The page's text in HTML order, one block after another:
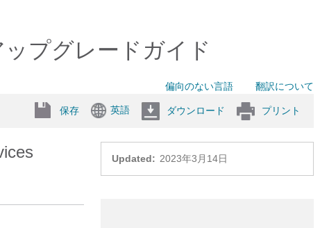
プグレードガイド
偏向のない言語 翻訳について
保存 英語 ダウンロード プリント
Updated: 2023年3月14日